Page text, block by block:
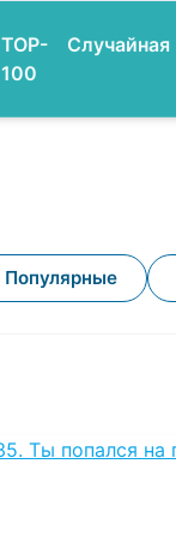
TOP-
100
Случайная
Популярные